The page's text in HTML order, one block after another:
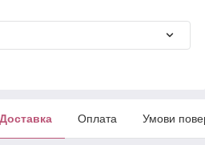
Доставка Оплата Умови